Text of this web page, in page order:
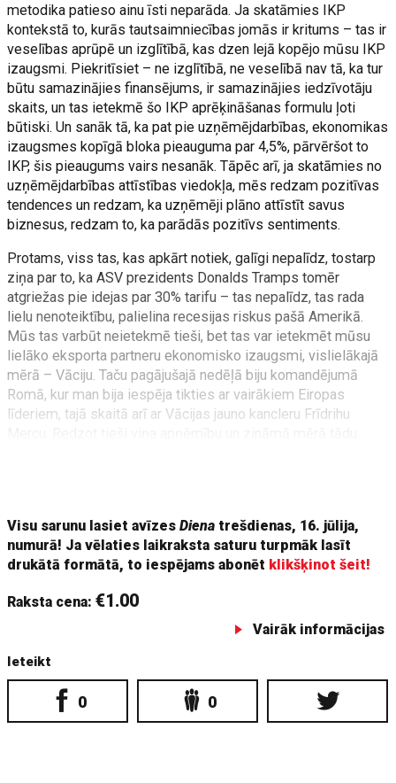
metodika patieso ainu īsti neparāda. Ja skatāmies IKP
kontekstā to, kurās tautsaimniecības jomās ir kritums – tas ir
veselības aprūpē un izglītībā, kas dzen lejā kopējo mūsu IKP
izaugsmi. Piekritīsiet – ne izglītībā, ne veselībā nav tā, ka tur
būtu samazinājies finansējums, ir samazinājies iedzīvotāju
skaits, un tas ietekmē šo IKP aprēķināšanas formulu ļoti
būtiski. Un sanāk tā, ka pat pie uzņēmējdarbības, ekonomikas
izaugsmes kopīgā bloka pieauguma par 4,5%, pārvēršot to
IKP, šis pieaugums vairs nesanāk. Tāpēc arī, ja skatāmies no
uzņēmējdarbības attīstības viedokļa, mēs redzam pozitīvas
tendences un redzam, ka uzņēmēji plāno attīstīt savus
biznesus, redzam to, ka parādās pozitīvs sentiments.
Protams, viss tas, kas apkārt notiek, galīgi nepalīdz, tostarp
ziņa par to, ka ASV prezidents Donalds Tramps tomēr
atgriežas pie idejas par 30% tarifu – tas nepalīdz, tas rada
lielu nenoteiktību, palielina recesijas riskus pašā Amerikā.
Mūs tas varbūt neietekmē tieši, bet tas var ietekmēt mūsu
lielāko eksporta partneru ekonomisko izaugsmi, vislielākajā
mērā – Vāciju. Taču pagājušajā nedēļā biju komandējumā
Romā, kur man bija iespēja tikties ar vairākiem Eiropas
līderiem, tajā skaitā arī ar Vācijas jauno kancleru Frīdrihu
Visu sarunu lasiet avīzesDiena trešdienas, 16. jūlija,
numurā! Ja vēlaties laikraksta saturu turpmāk lasīt
drukātā formātā, to iespējams abonēt klikšķinot šeit!
Raksta cena:€1.00
Vairāk informācijas
Ieteikt
0 0